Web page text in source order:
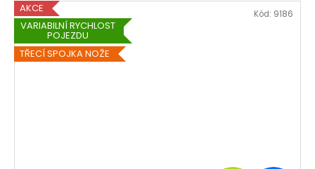
ZDARMA - sekačku sestavíme a zprovozníme.
Platí pouze při osobním odběru.
AKCE
VARIABILNÍ RYCHLOST
POJEZDU
TŘECÍ SPOJKA NOŽE
Kód: 9186